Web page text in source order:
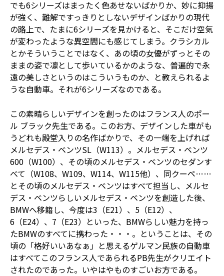
でも6シリーズはまったく色あせないばかりか、妙に抑揚
が強く、難解ですっきりとしないデザインばかりの現代
の路上で、たまに6シリーズを見かけると、そこだけ空気
が変わったような異空間にも感じてしまう。クラシカル
とかそういうことではなく、あの頃の女優がずっとその
ままの姿で凛として歩いているかのような、普遍的で永
遠の美しさというのはこういうものか、と教えられるよ
うな自動車。それが6シリーズなのである。
この素晴らしいデザインを創ったのはフランス人のポー
ル ブラック先生である。このお方、デザインした車がも
うどれも殿堂入りの名作ばかりで、その一端を上げれば
メルセデス・ベンツSL（W113）。メルセデス・ベンツ
600（W100）、その頃のメルセデス・ベンツのセダンす
べて（W108、W109、W114、W115他）、同クーペ……
とその頃のメルセデス・ベンツはすべて担当し、メルセ
デス・ベンツらしいメルセデス・ベンツを創造した後、
BMWへ移籍し、今度は3（E21）、5（E12）、
6（E24）、7（E23）といった、BMWらしい魅力を持っ
たBMWのすべてに携わった・・・。ということは、その
頃の「格好いいあなぁ」と思えるゲルマン民族の自動車
はすべてこのフランス人であられるPB先生がクリエイト
されたのであった。いやはやものすごいお方である。